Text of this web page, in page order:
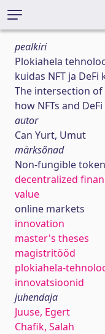
pealkiri
Plokiahela
kuidas NFT ja
The intersection
how NFTs and
autor
Can Yurt, Umut
märksõnad
Non-fungible
decentralized
value
online markets
innovation
master's theses
magistritööd
plokiahela-
innovatsioonid
juhendaja
Juuse, Egert
Chafik, Salah